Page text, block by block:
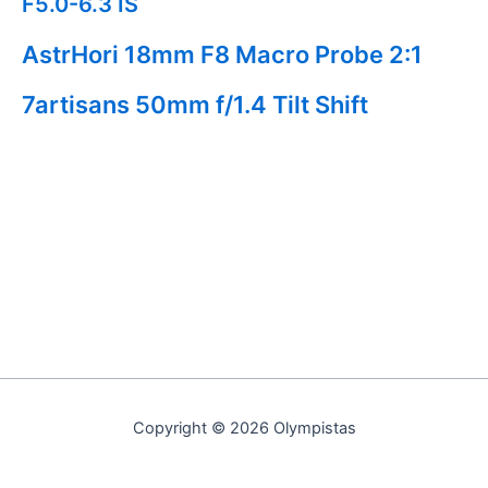
AstrHori 18mm F8 Macro Probe 2:1
7artisans 50mm f/1.4 Tilt Shift
Copyright © 2026 Olympistas